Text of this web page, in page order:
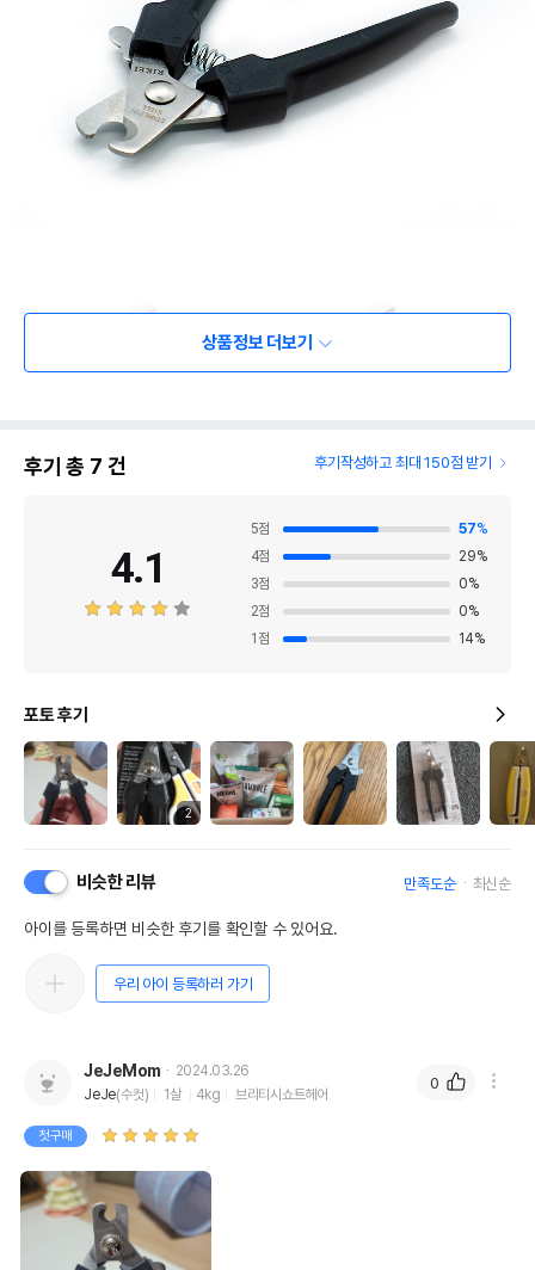
상품정보 더보기
후기 총 7 건 후기작성하고 최대 150점 받기
4.1
5점 57%
4점 29%
3점 0%
2점 0%
1 점 14%
포토 후기
2
비슷한 리뷰 만족도순 최신순
아이를 등록하면 비슷한 후기를 확인할 수 있어요.
우리 아이 등록하러 가기
JeJeMom
2024.03.26
JeJe(수컷) 1살 4kg 브리티시쇼트헤어
첫구매
0